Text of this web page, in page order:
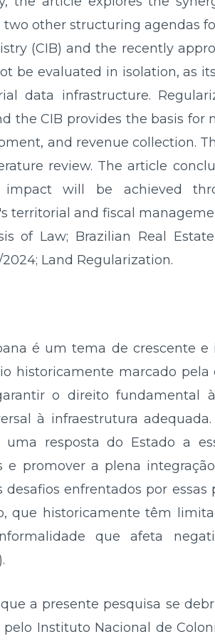
two other structuring agendas
(CIB) and the recently
be evaluated in isolation, as
data infrastructure.
the CIB provides the basis
and revenue collection.
review. The article
impact will be achieved
territorial and fiscal
of Law; Brazilian Real
Land Regularization.
é um tema de crescente e
historicamente marcado pela
o direito fundamental
à infraestrutura
uma resposta do Estado a
e promover a plena
enfrentados por
que historicamente têm
que afeta
a presente pesquisa se
Instituto Nacional de